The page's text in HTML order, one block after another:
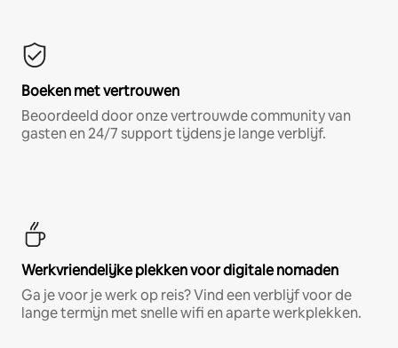
Boeken met vertrouwen
Beoordeeld door onze vertrouwde community van
gasten en 24/7 support tijdens je lange verblijf.
Werkvriendelijke plekken voor digitale nomaden
Ga je voor je werk op reis? Vind een verblijf voor de
lange termijn met snelle wifi en aparte werkplekken.